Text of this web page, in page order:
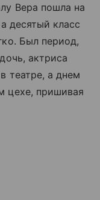
Вера пошла на
десятый класс
Был период,
актриса
театре, а днем
цехе, пришивая